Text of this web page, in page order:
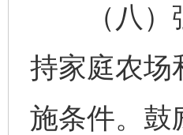
（八）强
持家庭农场
施条件。鼓